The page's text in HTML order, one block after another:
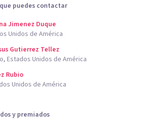
puedes contactar
Jimenez Duque
Unidos de América
Gutierrez Tellez
Estados Unidos de América
Rubio
Unidos de América
y premiados